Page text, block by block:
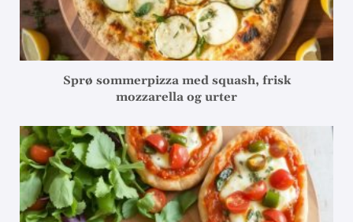
Sprø sommerpizza med squash, frisk
mozzarella og urter